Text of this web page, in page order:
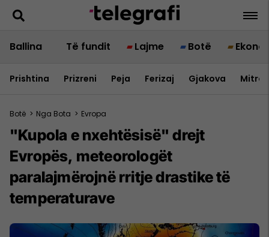
Ballina Të fundit Lajme Botë
Prishtina Prizreni Peja Ferizaj Gjakova
Botë > Nga Bota > Evropa
"Kupola e nxehtësisë" drejt
Evropës, meteorologët
paralajmërojnë rritje drastike të
temperaturave